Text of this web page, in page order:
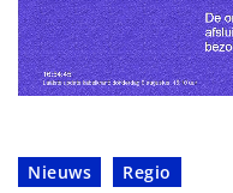
Nieuws Regio